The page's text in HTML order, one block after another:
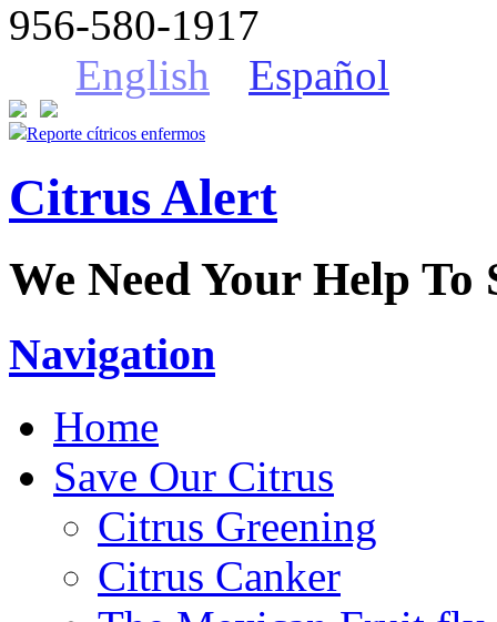
956-580-1917
English
Español
Reporte cítricos enfermos
Citrus Alert
We Need Your Help To
Navigation
Home
Save Our Citrus
Citrus Greening
Citrus Canker